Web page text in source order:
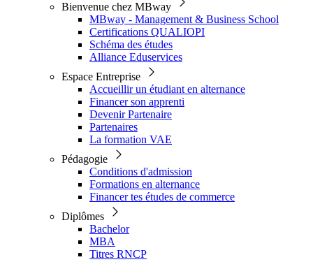
Bienvenue chez MBway
MBway - Management & Business School
Certifications QUALIOPI
Schéma des études
Alliance Eduservices
Espace Entreprise
Accueillir un étudiant en alternance
Financer son apprenti
Devenir Partenaire
Partenaires
La formation VAE
Pédagogie
Conditions d'admission
Formations en alternance
Financer tes études de commerce
Diplômes
Bachelor
MBA
Titres RNCP